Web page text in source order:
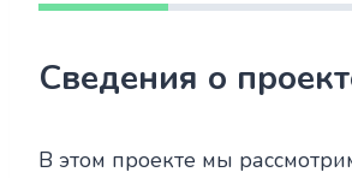
Сведения о
В этом проекте мы